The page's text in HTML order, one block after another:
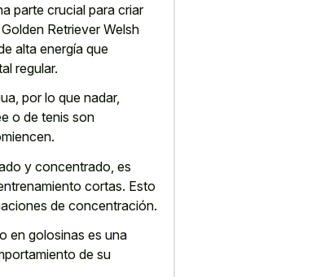
parte crucial para criar
Retriever Welsh
alta energía que
regular.
por lo que nadar,
o de tenis son
y concentrado, es
cortas. Esto
de concentración.
en golosinas es una
de su